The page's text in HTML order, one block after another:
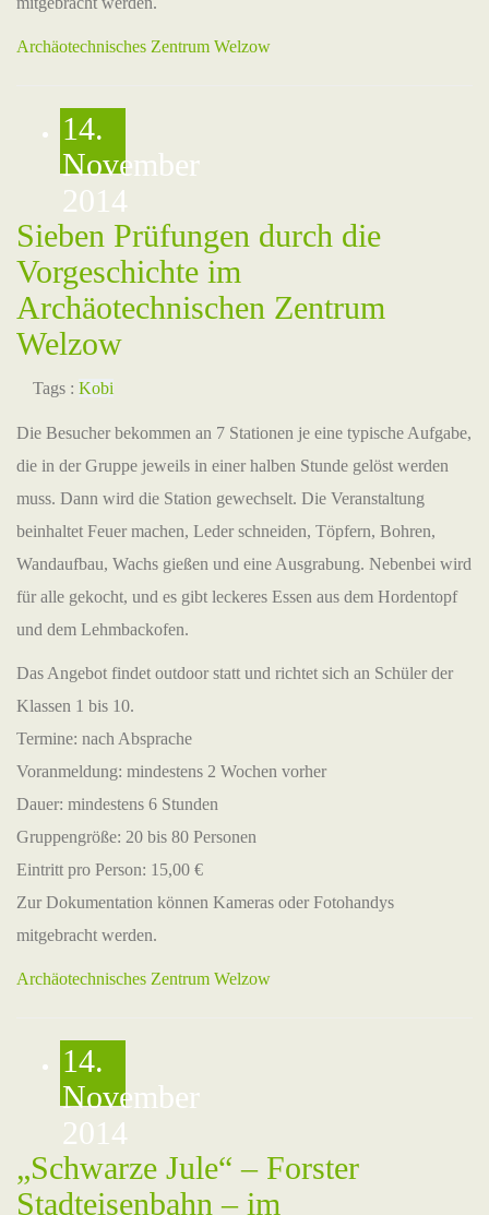
Archäotechnisches Zentrum Welzow
14.
November
2014
Sieben Prüfungen durch die
Vorgeschichte im
Archäotechnischen Zentrum
Welzow
Tags : Kobi
Die Besucher bekommen an 7 Stationen je eine typische Aufgabe,
die in der Gruppe jeweils in einer halben Stunde gelöst werden
muss. Dann wird die Station gewechselt. Die Veranstaltung
beinhaltet Feuer machen, Leder schneiden, Töpfern, Bohren,
Wandaufbau, Wachs gießen und eine Ausgrabung. Nebenbei wird
für alle gekocht, und es gibt leckeres Essen aus dem Hordentopf
und dem Lehmbackofen.
Das Angebot findet outdoor statt und richtet sich an Schüler der
Klassen 1 bis 10.
Termine: nach Absprache
Voranmeldung: mindestens 2 Wochen vorher
Dauer: mindestens 6 Stunden
Gruppengröße: 20 bis 80 Personen
Eintritt pro Person: 15,00 €
Zur Dokumentation können Kameras oder Fotohandys
mitgebracht werden.
Archäotechnisches Zentrum Welzow
14.
November
2014
„Schwarze Jule“ – Forster
Stadteisenbahn – im